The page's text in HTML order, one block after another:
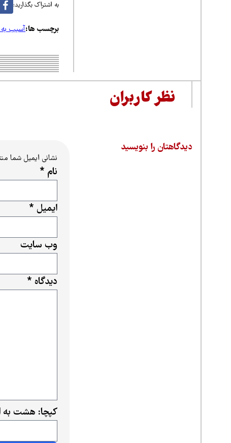
به اشتراک بگذارید:
برچسب ها:آسیب
نظر کاربران
دیدگاهتان را بنویسید
نشانی ایمیل شما
دیدگاه *
نام *
ایمیل *
وب‌ سایت
کپچا: هشت به